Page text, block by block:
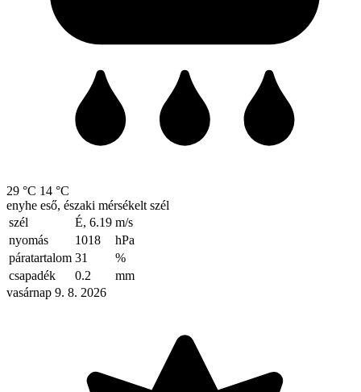
29 °C 14 °C
enyhe eső, északi mérsékelt szél
szél
É, 6.19 m/s
nyomás
1018
hPa
páratartalom 31
%
csapadék
0.2
mm
vasárnap 9. 8. 2026